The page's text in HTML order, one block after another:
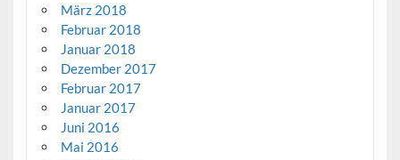
März 2018
Februar 2018
Januar 2018
Dezember 2017
Februar 2017
Januar 2017
Juni 2016
Mai 2016